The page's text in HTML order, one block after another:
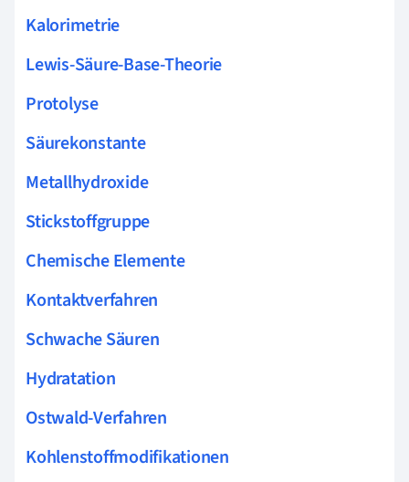
Kalorimetrie
Lewis-Säure-Base-Theorie
Protolyse
Säurekonstante
Metallhydroxide
Stickstoffgruppe
Chemische Elemente
Kontaktverfahren
Schwache Säuren
Hydratation
Ostwald-Verfahren
Kohlenstoffmodifikationen